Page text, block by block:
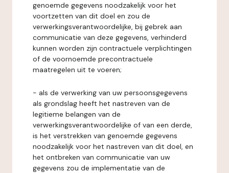
genoemde gegevens noodzakelijk voor het
voortzetten van dit doel en zou de
verwerkingsverantwoordelijke, bij gebrek aan
communicatie van deze gegevens, verhinderd
kunnen worden zijn contractuele verplichtingen
of de voornoemde precontractuele
maatregelen uit te voeren;
- als de verwerking van uw persoonsgegevens
als grondslag heeft het nastreven van de
legitieme belangen van de
verwerkingsverantwoordelijke of van een derde,
is het verstrekken van genoemde gegevens
noodzakelijk voor het nastreven van dit doel, en
het ontbreken van communicatie van uw
gegevens zou de implementatie van de